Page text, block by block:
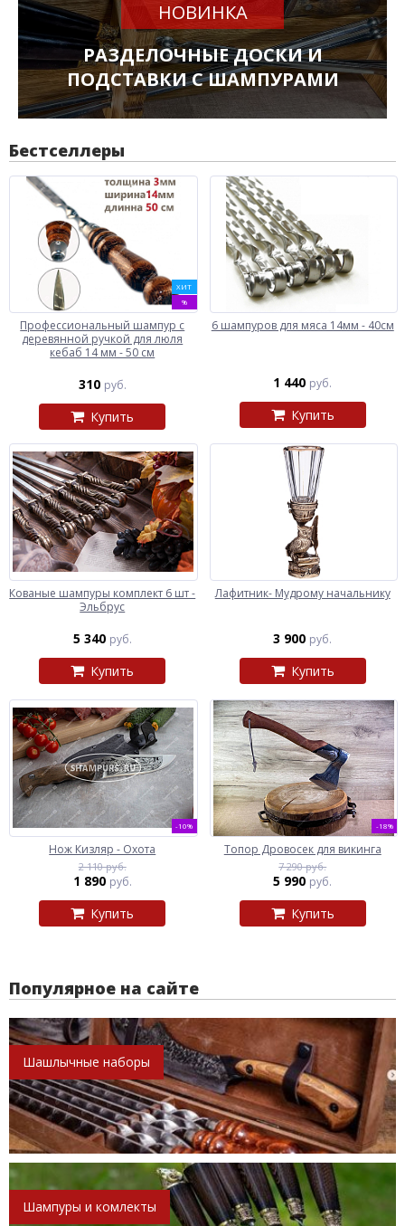
НОВИНКА
РАЗДЕЛОЧНЫЕ ДОСКИ И
ПОДСТАВКИ С ШАМПУРАМИ
Бестселлеры
ХИТ
%
Профессиональный шампур с
деревянной ручкой для люля
кебаб 14 мм - 50 см
310 руб.
Купить
6 шампуров для мяса 14мм - 40см
1 440 руб.
Купить
Кованые шампуры комплект 6 шт -
Эльбрус
5 340 руб.
Купить
Лафитник- Мудрому начальнику
3 900 руб.
Купить
-10%
Нож Кизляр - Охота
2 110 руб.
1 890 руб.
Купить
-18%
Топор Дровосек для викинга
7 290 руб.
5 990 руб.
Купить
Популярное на сайте
Шашлычные наборы
Шампуры и комлекты